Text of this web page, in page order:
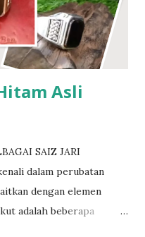
tua..ibu kursani Ramai
mencarinya.. Besi amat
masa yg lama. Insya
http://www....
Asli
SAIZ JARI
dalam perubatan
dengan elemen
adalah beberapa